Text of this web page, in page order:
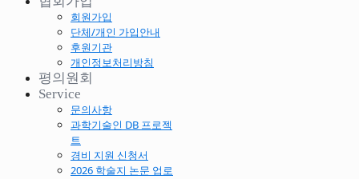
회원가입
단체/개인 가입안내
후원기관
개인정보처리방침
평의원회
Service
문의사항
과학기술인 DB 프로젝
트
경비 지원 신청서
2026 학술지 논문 업로